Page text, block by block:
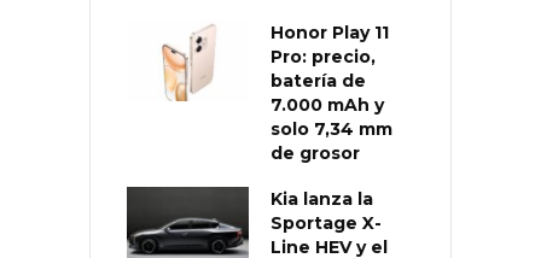
Honor Play 11
Pro: precio,
batería de
7.000 mAh y
solo 7,34 mm
de grosor
Kia lanza la
Sportage X-
Line HEV y el